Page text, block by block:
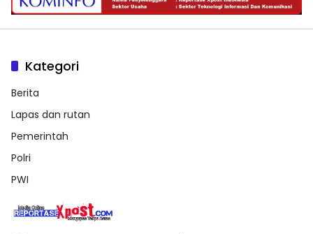
Kategori
Berita
Lapas dan rutan
Pemerintah
Polri
PWI